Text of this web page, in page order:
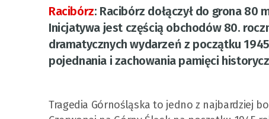
Racibórz: Racibórz dołączył do grona 80
Inicjatywa jest częścią obchodów 80.
dramatycznych wydarzeń z początku
pojednania i zachowania pamięci
Tragedia Górnośląska to jedno z najbardziej